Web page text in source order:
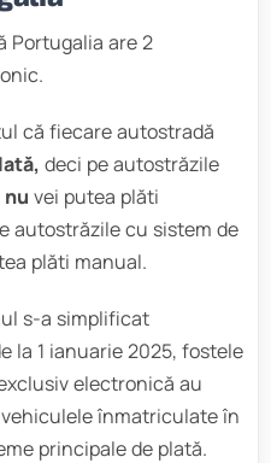
Portugalia are 2
că fiecare autostradă
deci pe autostrăzile
nu vei putea plăti
autostrăzile cu sistem de
plăti manual.
s-a simplificat
la 1 ianuarie 2025, fostele
electronică au
înmatriculate în
principale de plată.